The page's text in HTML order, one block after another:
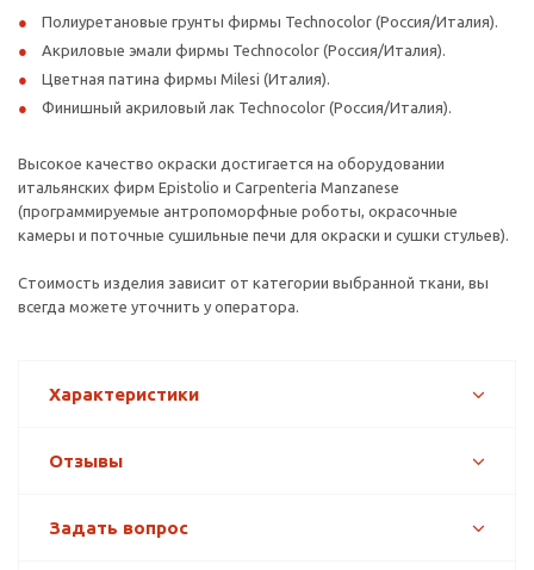
Полиуретановые грунты фирмы Technocolor (Россия/Италия).
Акриловые эмали фирмы Technocolor (Россия/Италия).
Цветная патина фирмы Milesi (Италия).
Финишный акриловый лак Technocolor (Россия/Италия).
Высокое качество окраски достигается на оборудовании
итальянских фирм Epistolio и Carpenteria Manzanese
(программируемые антропоморфные роботы, окрасочные
камеры и поточные сушильные печи для окраски и сушки стульев).
Стоимость изделия зависит от категории выбранной ткани, вы
всегда можете уточнить у оператора.
Характеристики
Отзывы
Задать вопрос